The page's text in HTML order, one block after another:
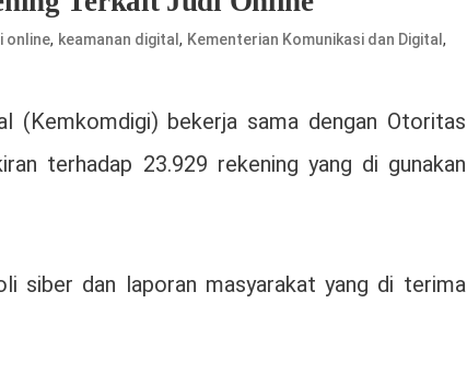
online, keamanan digital , Kementerian Komunikasi dan Digital ,
(Kemkomdigi) bekerja sama dengan Otoritas
terhadap 23.929 rekening yang di gunakan
siber dan laporan masyarakat yang di terima